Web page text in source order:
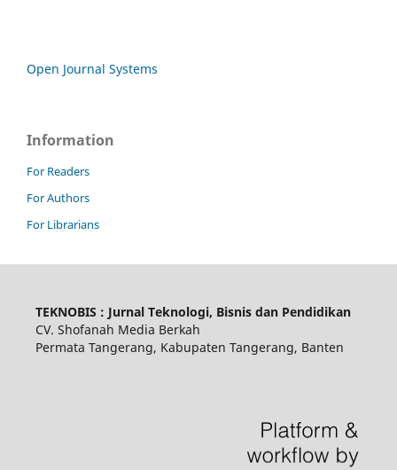
Open Journal Systems
Information
For Readers
For Authors
For Librarians
TEKNOBIS : Jurnal Teknologi, Bisnis dan Pendidikan
CV. Shofanah Media Berkah
Permata Tangerang, Kabupaten Tangerang, Banten